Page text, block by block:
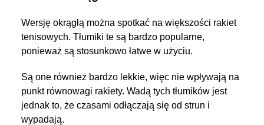
Wersję okrągłą można spotkać na większości rakiet
tenisowych. Tłumiki te są bardzo popularne,
ponieważ są stosunkowo łatwe w użyciu.
Są one również bardzo lekkie, więc nie wpływają na
punkt równowagi rakiety. Wadą tych tłumików jest
jednak to, że czasami odłączają się od strun i
wypadają.